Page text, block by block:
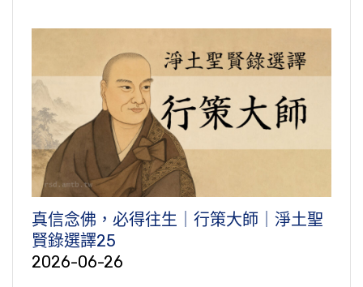
真信念佛，必得往生｜行策大師｜淨土聖
賢錄選譯25
2026-06-26